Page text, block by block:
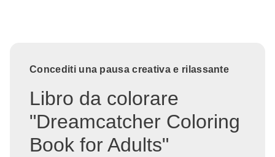
Concediti una pausa creativa e rilassante
Libro da colorare
"Dreamcatcher Coloring
Book for Adults"